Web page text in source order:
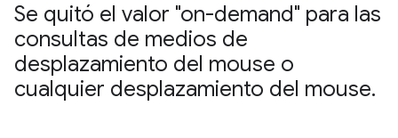
Se quitó el valor "on-demand" para las
consultas de medios de
desplazamiento del mouse o
cualquier desplazamiento del mouse.